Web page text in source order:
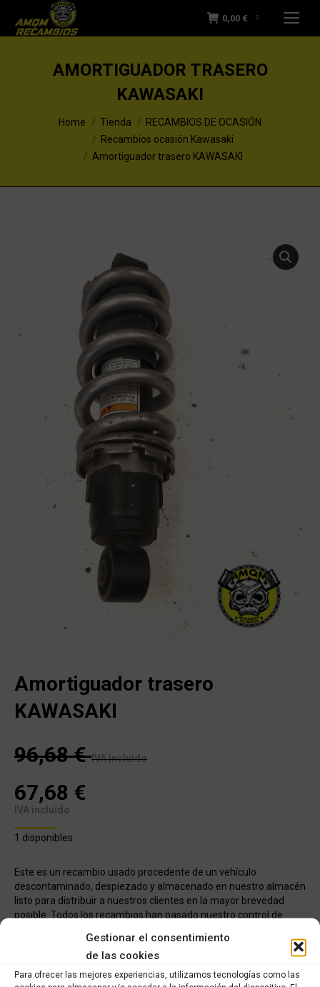
Gestionar el consentimiento
de las cookies
Para ofrecer las mejores experiencias, utilizamos tecnologías como las
0,00 € 0
AMORTIGUADOR TRASERO
KAWASAKI
You are here:Home Tienda
RECAMBIOS DE OCASIÓN
Recambios ocasión Kawasaki
Amortiguador trasero KAWASAKI
Amortiguador trasero
KAWASAKI
96,68€ IVA incluido
67,68 €
IVA incluido
1 disponibles
Este es un recambio usado procedente de un vehículo
descontaminado, despiezado y almacenado en nuestro almacén
listo para distribuir a nuestros clientes en la mayor brevedad
posible. Todos los recambios han pasado nuestro control de
operarios para servir un producto con garantía
COMPRAR